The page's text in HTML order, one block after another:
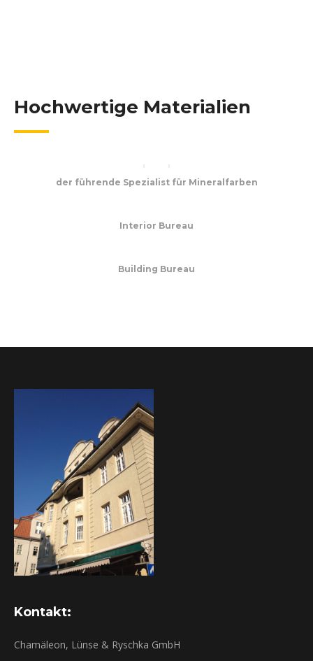
Hochwertige Materialien
der führende Spezialist für Mineralfarben
Interior Bureau
Building Bureau
Kontakt:
Chamäleon, Lünse & Ryschka GmbH